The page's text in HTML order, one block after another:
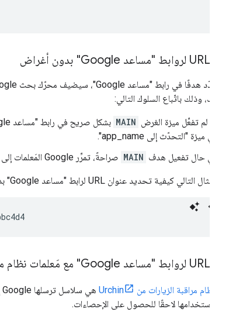
إذا لم تحدّد هدفًا في رابط "مساعد Google"، سيضيف محرّك بحث Google رابطًا تلقائيًا إلى الغرض
الخاص بك، وذلك باتّباع السلوك التالي:
إذا لم تفعِّل ميزة الغرض MAIN
في ميزة "التحدّث إلى app_name".
في حال تفعيل هدف MAIN صراحةً، تمرِّر Google المَعلمات إلى إجراءاتك.
يوضّح المثال التالي كيفية تحديد عنوان URL لرابط "مساعد Google" بدون نية:
مَعلمات نظام مراقبة الزيارات من Urchin
ويمكنك استخدامها لاحقًا للحصول على الإحصاءات.